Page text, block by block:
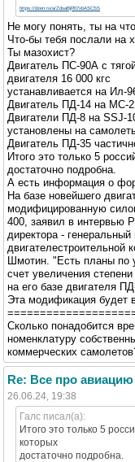
https://dzen.ru/a/ZdsaBjR07xbASCSS
Не могу понять, ты на
Что-бы тебя послали на
Ты мазохист?
Двигатель ПС-90А с
двигателя 16 000 кгс
устанавливается на Ил-
Двигатель ПД-14 на МС-
Двигатели ПД-8 на SSJ-
установлены на
Двигатель ПД-35
Итого это только 5
достаточно подробна.
А есть информация о
На базе новейшего
модифицированную
400, заявил в интервью
директора -
Шмотин. "Есть планы по
счет увеличения
на его базе двигателя
Эта модификация будет
Сколько понадобится
номенклатуру
коммерческих
Re: Все про
26.06.24, 19:38
Галс писал(а):
Итого это только 5
которых
достаточно подробна.